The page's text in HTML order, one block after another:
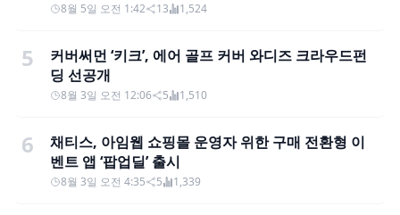
8월 5일 오전 1:42 13 1,524
5
커버써먼 ‘키크’, 에어 골프 커버 와디즈 크라우드펀
딩 선공개
8월 3일 오전 12:06 5 1,510
6
채티스, 아임웹 쇼핑몰 운영자 위한 구매 전환형 이
벤트 앱 ‘팝업딜’ 출시
8월 3일 오전 4:35 5 1,339